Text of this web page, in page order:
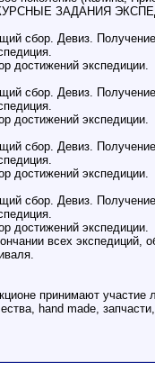
ЗАДАНИЯ
сбор. Девиз.
достижений экспедиции.
сбор. Девиз.
достижений экспедиции.
сбор. Девиз.
достижений экспедиции.
сбор. Девиз.
достижений экспедиции.
всех экспедиций,
принимают
hand made,